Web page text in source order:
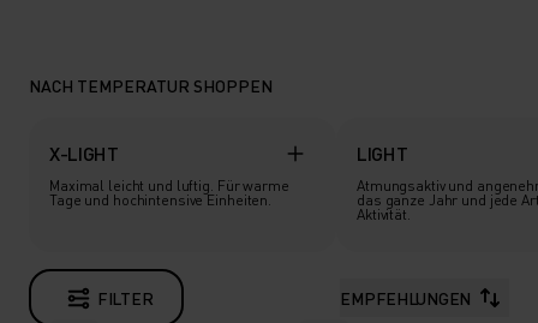
NACH TEMPERATUR SHOPPEN
X-LIGHT
Maximal leicht und luftig. Für warme
Tage und hochintensive Einheiten.
LIGHT
Atmungsaktiv und
das ganze Jahr und jede
Aktivität.
FILTER EMPFEHLUNGEN